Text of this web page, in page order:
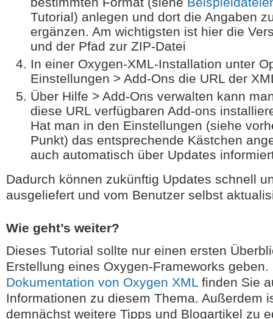
Tutorial) anlegen und dort die Angaben
ergänzen. Am wichtigsten ist hier die
und der Pfad zur ZIP-Datei
In einer Oxygen-XML-Installation unter
Einstellungen > Add-Ons die URL der
Über Hilfe > Add-Ons verwalten kann
diese URL verfügbaren Add-ons
Hat man in den Einstellungen (siehe
Punkt) das entsprechende Kästchen
auch automatisch über Updates
Dadurch können zukünftig Updates schnell
ausgeliefert und vom Benutzer selbst
Wie geht’s weiter?
Dieses Tutorial sollte nur einen ersten
Erstellung eines Oxygen-Frameworks
Dokumentation von Oxygen XML finden Sie
Informationen zu diesem Thema. Außerdem
demnächst weitere Tipps und Blogartikel zu